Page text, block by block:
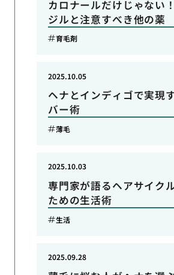
カロナールだけじゃない
ジルと注意すべき他の薬
育毛剤
ヘナとインディゴで実現
バー術
2025.10.05
薄毛
専門家が語るヘアサイク
ための生活術
2025.10.03
生活
2025.09.28